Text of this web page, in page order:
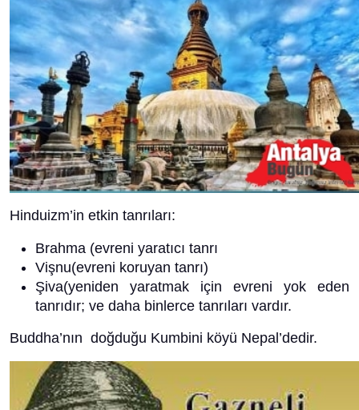
Hinduizm’in etkin tanrıları:
Brahma (evreni yaratıcı tanrı
Vişnu(evreni koruyan tanrı)
Şiva(yeniden yaratmak için evreni yok eden
tanrıdır; ve daha binlerce tanrıları vardır.
Buddha’nın doğduğu Kumbini köyü Nepal’dedir.